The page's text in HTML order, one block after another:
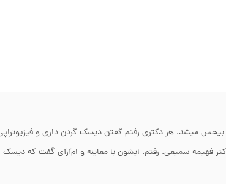
بیحس میشد. هر دکتری رفتم گفتن دیسک گردن داری و
فهیمه سمیعی. رفتم. ایشون با معاینه و ام‌آر‌آی گفت که دیسک
بشه. عمل رو با موفقیت انجام دادن و دیسک رو برداشتن.